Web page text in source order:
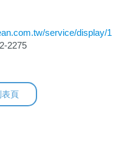
service/display/1
2275
表頁